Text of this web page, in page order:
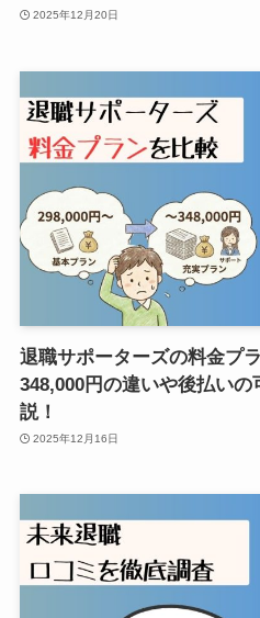
2025年12月20日
退職サポーターズの料金プ
348,000円の違いや後払い
説！
2025年12月16日